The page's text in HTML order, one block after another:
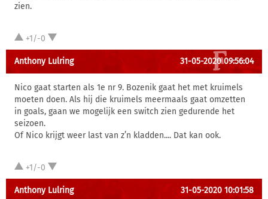
zien.
+1/-0
Anthony Lulring 31-05-2020 09:56:04
Nico gaat starten als 1e nr 9. Bozenik gaat het met kruimels
moeten doen. Als hij die kruimels meermaals gaat omzetten
in goals, gaan we mogelijk een switch zien gedurende het
seizoen.
Of Nico krijgt weer last van z’n kladden.... Dat kan ook.
+1/-0
Anthony Lulring 31-05-2020 10:01:58